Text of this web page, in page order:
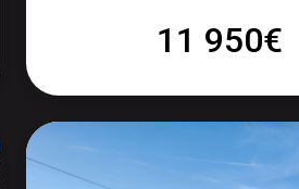
11 950€